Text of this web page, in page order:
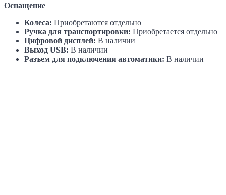
Оснащение
Колеса: Приобретаются отдельно
Ручка для транспортировки: Приобретается отдельно
Цифровой дисплей: В наличии
Выход USB: В наличии
Разъем для подключения автоматики: В наличии